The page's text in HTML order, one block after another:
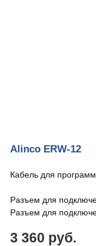
Alinco ERW-12
Кабель для
Разъем для
Разъем для
3 360 руб.